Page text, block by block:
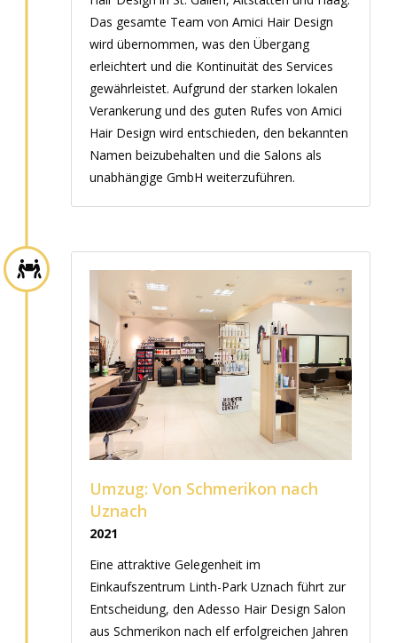
Das gesamte Team von Amici Hair Design
wird übernommen, was den Übergang
erleichtert und die Kontinuität des Services
gewährleistet. Aufgrund der starken lokalen
Verankerung und des guten Rufes von Amici
Hair Design wird entschieden, den bekannten
Namen beizubehalten und die Salons als
unabhängige GmbH weiterzuführen.
Umzug: Von Schmerikon nach
Uznach
2021
Eine attraktive Gelegenheit im
Einkaufszentrum Linth-Park Uznach führt zur
Entscheidung, den Adesso Hair Design Salon
aus Schmerikon nach elf erfolgreichen Jahren